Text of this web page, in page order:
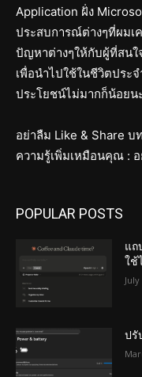
Application ฝั่ง
ประสบการณ์ต่างๆที่ผมเ
ปัญหาต่างๆให้กับผู้ที่สนใ
เพื่อนำไปใช้ในชีวิตประ
ประโยชน์ไม่มากก็น้อยน
อย่าลืม Like & Share
ความรู้เพิ่มเหมือนคุณ :
POPULAR POSTS
แถ
ใช้
ปรั